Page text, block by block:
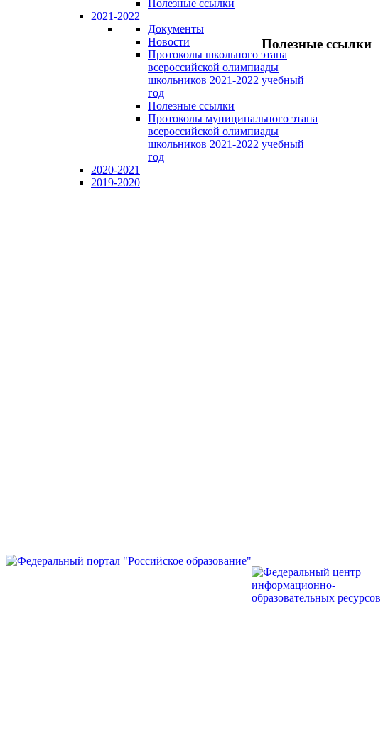
Полезные ссылки
2021-2022
Документы
Новости
Протоколы школьного этапа
всероссийской олимпиады
школьников 2021-2022 учебный
год
Полезные ссылки
Протоколы муниципального этапа
всероссийской олимпиады
школьников 2021-2022 учебный
год
2020-2021
2019-2020
Полезные ссылки